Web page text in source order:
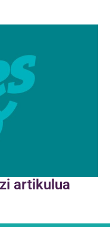
artikulua